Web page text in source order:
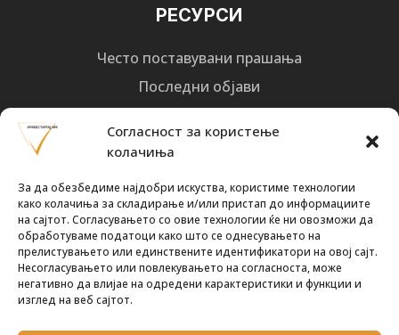
Согласност за користење
колачиња
За да обезбедиме најдобри искуства, користиме технологии
како колачиња за складирање и/или пристап до информациите
на сајтот. Согласувањето со овие технологии ќе ни овозможи да
обработуваме податоци како што се однесувањето на
прелистувањето или единствените идентификатори на овој сајт.
Несогласувањето или повлекувањето на согласноста, може
негативно да влијае на одредени карактеристики и функции и
изглед на веб сајтот.
РЕСУРСИ
Често поставувани прашања
Последни објави
Претплати се за новости